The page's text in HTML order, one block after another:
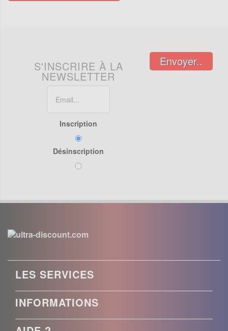
S'INSCRIRE À LA
NEWSLETTER
Inscription
Désinscription
Envoyer..
LES SERVICES
INFORMATIONS